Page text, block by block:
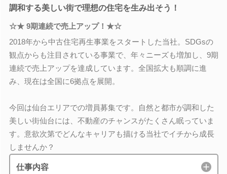
調和する美しい街で理想の住宅を生み出そう！
☆★ 9期連続で売上アップ！★☆
2018年から中古住宅再生事業をスタートした当社。SDGsの
観点からも注目されている事業で、年々ニーズも増加し、9期
連続で売上アップを達成しています。全国拡大も順調に進
み、現在は全国に6拠点を展開。
今回は仙台エリアでの増員募集です。自然と都市が調和した
美しい街仙台には、不動産のチャンスがたくさん眠っていま
す。意欲次第でどんなキャリアも描ける当社でイチから成長
しませんか？
仕事内容